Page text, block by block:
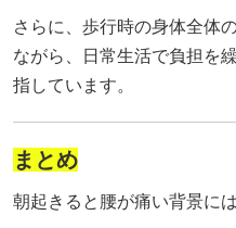
さらに、歩行時の身体全体
ながら、日常生活で負担を
指しています。
まとめ
朝起きると腰が痛い背景には